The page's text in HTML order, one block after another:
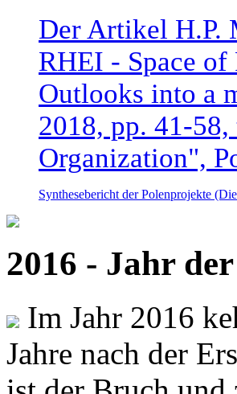
Der Artikel H.P.
RHEI - Space
Outlooks into a
2018, pp. 41-
Organization",
Synthesebericht der Polenprojekte
2016 - Jahr
Im Jahr 2016
Jahre nach der